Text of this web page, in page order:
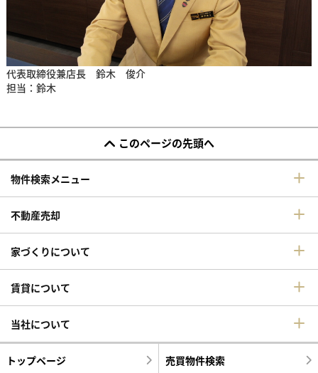
代表取締役兼店長 鈴木 俊介
担当：鈴木
このページの先頭へ
物件検索メニュー
不動産売却
家づくりについて
賃貸について
当社について
トップページ 売買物件検索